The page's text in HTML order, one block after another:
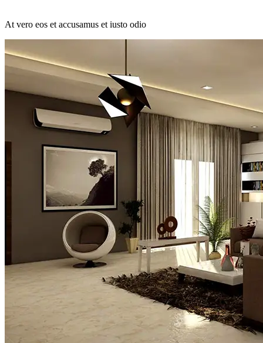
At vero eos et accusamus et iusto odio